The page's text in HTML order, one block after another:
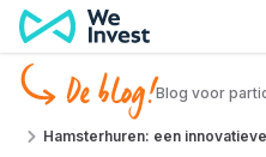
Ga naar de inhoud
De blog!Blog voor
Hamsterhuren: een